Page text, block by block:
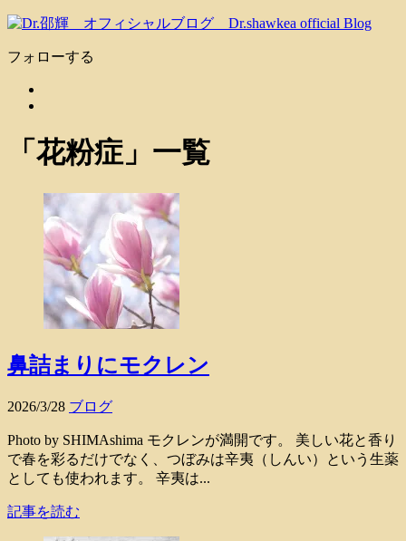
フォローする
「 花粉症」 一覧
鼻詰まりにモクレン
2026/3/28 ブログ
Photo by SHIMAshima モクレンが満開です。 美しい花と香り
で春を彩るだけでなく、つぼみは辛夷（しんい）という生薬
としても使われます。 辛夷は...
記事を読む